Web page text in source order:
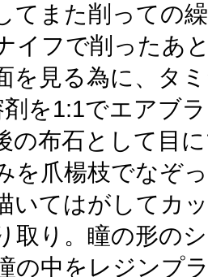
てまた削っての
イフで削ったあ
を見る為に、タ
を1:1でエアブ
の布石として目
を爪楊枝でなぞ
いてはがしてカ
取り。瞳の形の
の中をレジンプ